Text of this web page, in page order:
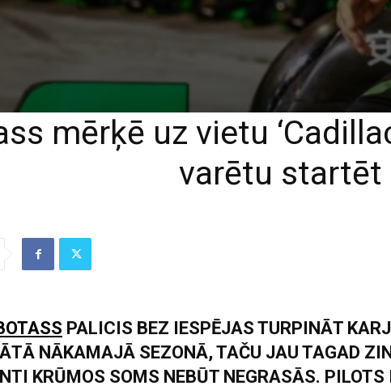
mērķē uz vietu
varētu startēt
PALICIS BEZ IESPĒJAS TURPINĀT
NĀKAMAJĀ SEZONĀ, TAČU JAU TAGAD
KRŪMOS SOMS NEBŪT NEGRASĀS.